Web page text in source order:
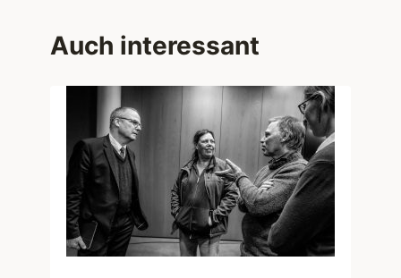
Auch interessant